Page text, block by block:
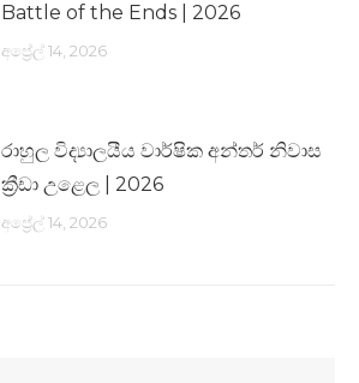
Battle of the Ends | 2026
අප්‍රේල් 14, 2026
රාහුල විද්‍යාලයීය වාර්ෂික අන්තර් නිවාස
ක්‍රීඩා උළෙල | 2026
අප්‍රේල් 14, 2026